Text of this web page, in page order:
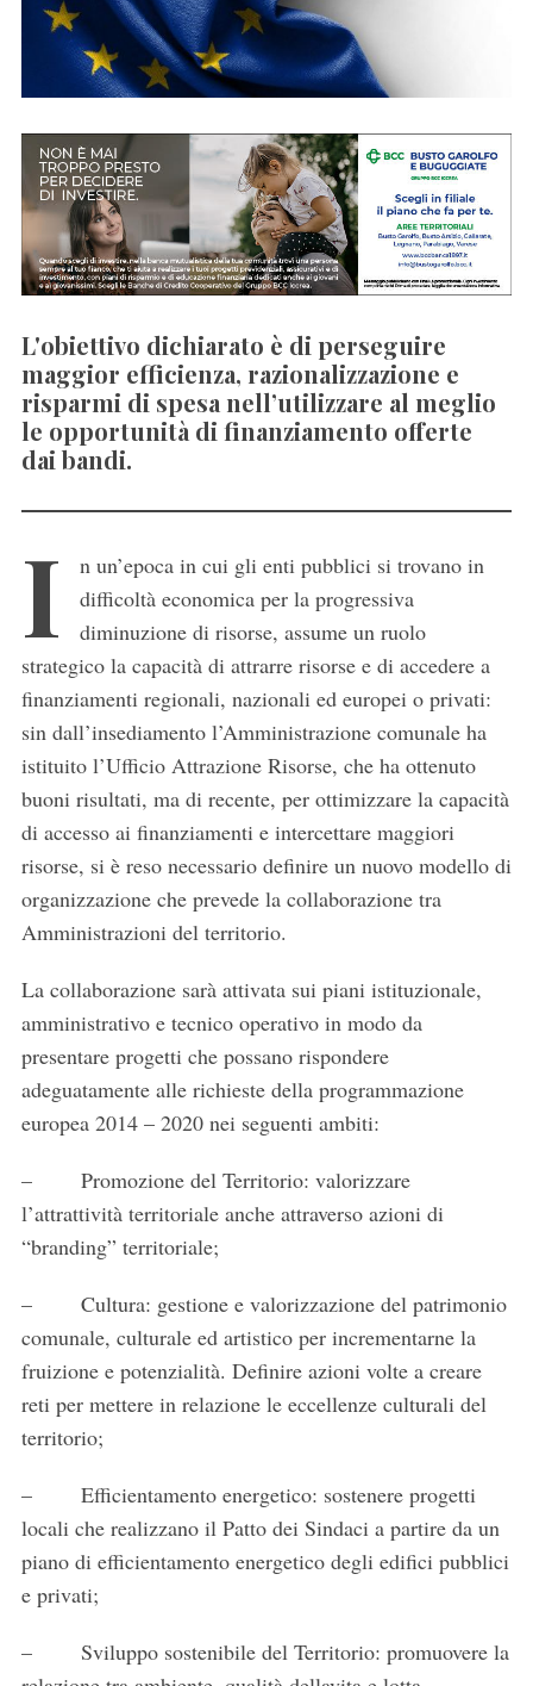
L'obiettivo dichiarato è di perseguire
maggior efficienza, razionalizzazione e
risparmi di spesa nell’utilizzare al meglio
le opportunità di finanziamento offerte
dai bandi.
I
n un’epoca in cui gli enti pubblici si trovano in
difficoltà economica per la progressiva
diminuzione di risorse, assume un ruolo
strategico la capacità di attrarre risorse e di accedere a
finanziamenti regionali, nazionali ed europei o privati:
sin dall’insediamento l’Amministrazione comunale ha
istituito l’Ufficio Attrazione Risorse, che ha ottenuto
buoni risultati, ma di recente, per ottimizzare la capacità
di accesso ai finanziamenti e intercettare maggiori
risorse, si è reso necessario definire un nuovo modello di
organizzazione che prevede la collaborazione tra
Amministrazioni del territorio.
La collaborazione sarà attivata sui piani istituzionale,
amministrativo e tecnico operativo in modo da
presentare progetti che possano rispondere
adeguatamente alle richieste della programmazione
europea 2014 – 2020 nei seguenti ambiti:
– Promozione del Territorio: valorizzare
l’attrattività territoriale anche attraverso azioni di
“branding” territoriale;
– Cultura: gestione e valorizzazione del patrimonio
comunale, culturale ed artistico per incrementarne la
fruizione e potenzialità. Definire azioni volte a creare
reti per mettere in relazione le eccellenze culturali del
territorio;
– Efficientamento energetico: sostenere progetti
locali che realizzano il Patto dei Sindaci a partire da un
piano di efficientamento energetico degli edifici pubblici
e privati;
– Sviluppo sostenibile del Territorio: promuovere la